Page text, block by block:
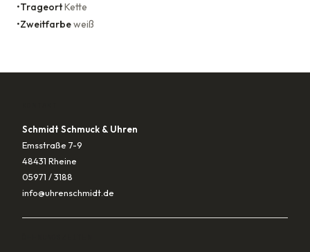
•TrageortKette
•Zweitfarbeweiß
Schmidt Schmuck & Uhren
Emsstraße 7-9
48431 Rheine
05971 / 3188
info@uhrenschmidt.de